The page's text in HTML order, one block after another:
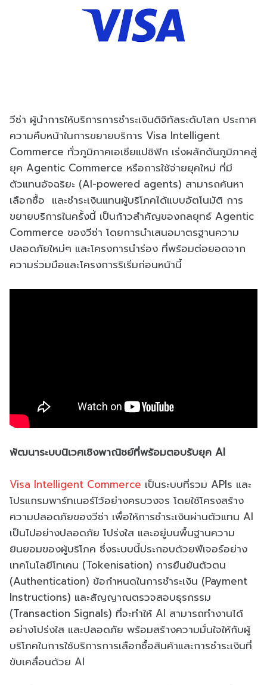
วีซ่า ผู้นำการให้บริการการชำระเงินดิจิทัลระดับโลก ประกาศ
ความคืบหน้าในการขยายบริการ Visa Intelligent
Commerce ทั่วภูมิภาคเอเชียแปซิฟิก เร่งผลักดันภูมิภาคสู่
ยุค Agentic Commerce หรือการใช้จ่ายยุคใหม่ ที่มี
ตัวแทนอัจฉริยะ (AI-powered agents) สามารถค้นหา
เลือกซื้อ และชำระเงินแทนผู้บริโภคได้แบบอัตโนมัติ การ
ขยายบริการในครั้งนี้ เป็นก้าวสำคัญของกลยุทธ์ Agentic
Commerce ของวีซ่า โดยการนำเสนอมาตรฐานความ
ปลอดภัยใหม่ๆ และโครงการนำร่อง ที่พร้อมต่อยอดจาก
ความร่วมมือและโครงการริเริ่มก่อนหน้านี้
พัฒนาระบบนิเวศเชิงพาณิชย์ที่พร้อมตอบรับยุค AI
Visa Intelligent Commerce เป็นระบบที่รวม APIs และ
โปรแกรมพาร์ทเนอร์ไว้อย่างครบวงจร โดยใช้โครงสร้าง
ความปลอดภัยของวีซ่า เพื่อให้การชำระเงินผ่านตัวแทน AI
เป็นไปอย่างปลอดภัย โปร่งใส และอยู่บนพื้นฐานความ
ยินยอมของผู้บริโภค ซึ่งระบบนี้ประกอบด้วยฟีเจอร์อย่าง
เทคโนโลยีโทเคน (Tokenisation) การยืนยันตัวตน
(Authentication) ข้อกำหนดในการชำระเงิน (Payment
Instructions) และสัญญาณตรวจสอบธุรกรรม
(Transaction Signals) ที่จะทำให้ AI สามารถทำงานได้
อย่างโปร่งใส และปลอดภัย พร้อมสร้างความมั่นใจให้กับผู้
บริโภคในการใช้บริการการเลือกซื้อสินค้าและการชำระเงินที่
ขับเคลื่อนด้วย AI